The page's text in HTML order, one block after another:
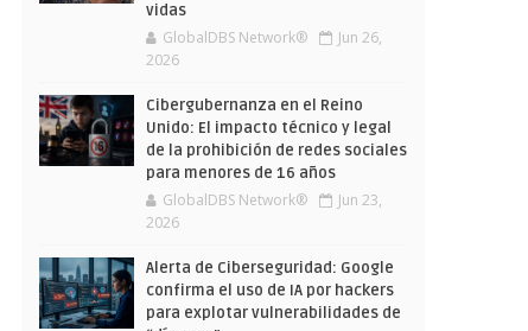
vidas
GlobalDBS Network®
Jun 26,
2026
Cibergubernanza en el Reino
Unido: El impacto técnico y legal
de la prohibición de redes sociales
para menores de 16 años
GlobalDBS Network®
Jun 23,
2026
Alerta de Ciberseguridad: Google
confirma el uso de IA por hackers
para explotar vulnerabilidades de